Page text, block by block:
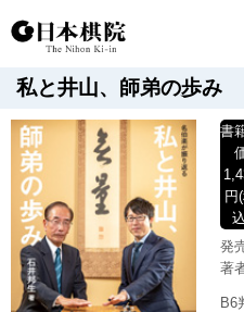
私と井山、師弟の歩み
書
円
発
著
B6